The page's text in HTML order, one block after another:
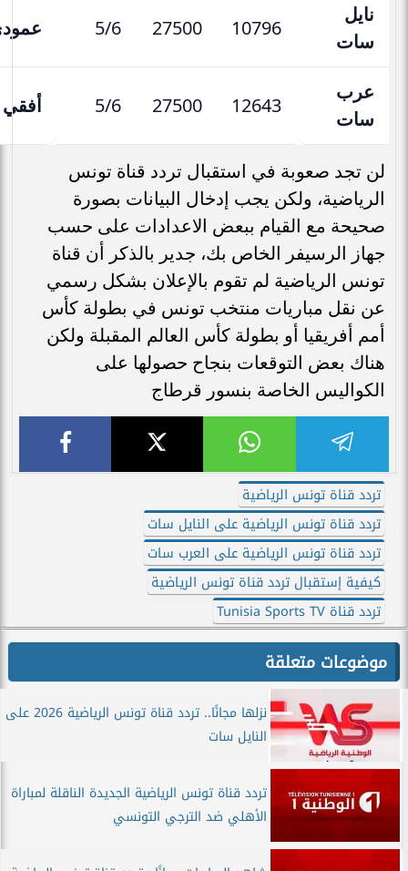
نايل
سات
10796
27500
5/6
عرب
سات
12643
27500
5/6 أفقي
لن تجد صعوبة في استقبال تردد قناة تونس
الرياضية، ولكن يجب إدخال البيانات بصورة
صحيحة مع القيام ببعض الاعدادات على حسب
جهاز الرسيفر الخاص بك، جدير بالذكر أن قناة
تونس الرياضية لم تقوم بالإعلان بشكل رسمي
عن نقل مباريات منتخب تونس في بطولة كأس
أمم أفريقيا أو بطولة كأس العالم المقبلة ولكن
هناك بعض التوقعات بنجاح حصولها على
الكواليس الخاصة بنسور قرطاج
تردد قناة تونس الرياضية
تردد قناة تونس الرياضية على النايل سات
تردد قناة تونس الرياضية على العرب سات
كيفية إستقبال تردد قناة تونس الرياضية
تردد قناة Tunisia Sports TV
موضوعات متعلقة
نزلها مجانًا.. تردد قناة تونس الرياضية 2026 على
النايل سات
تردد قناة تونس الرياضية الجديدة الناقلة لمباراة
الأهلي ضد الترجي التونسي